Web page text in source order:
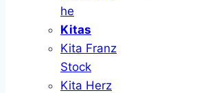
he
Kitas
Kita Franz
Stock
Kita Herz